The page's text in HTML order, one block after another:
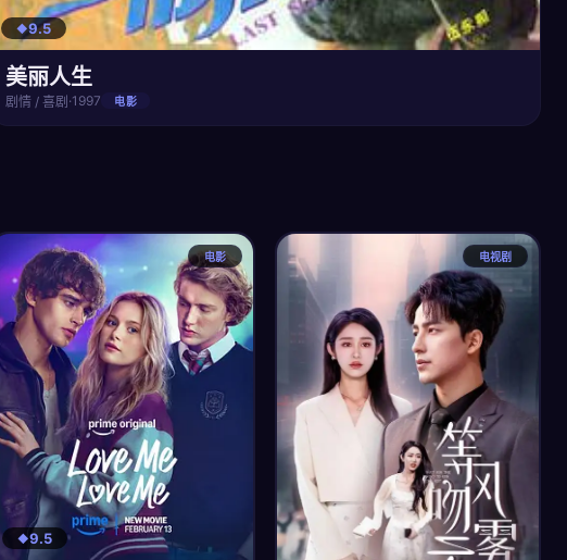
9.5
美丽人生
剧情 / 喜剧 ·1997 电影
电影
9.5
电视剧